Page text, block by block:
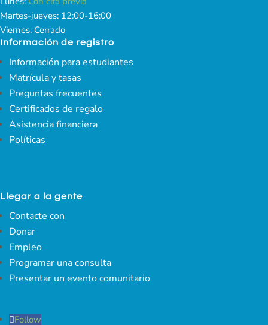
Martes-jueves: 12:00-16:00
Viernes: Cerrado
Información de registro
Información para estudiantes
Matrícula y tasas
Preguntas frecuentes
Certificados de regalo
Asistencia financiera
Políticas
Llegar a la gente
Contacte con
Donar
Empleo
Programar una consulta
Presentar un evento comunitario
Follow